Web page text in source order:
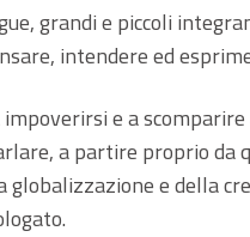
grandi e piccoli
intendere ed
e a
a partire proprio da
globalizzazione e della